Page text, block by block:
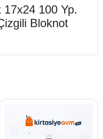
17x24 100 Yp.
Bloknot